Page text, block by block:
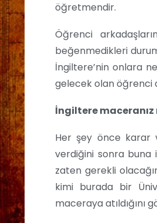
öğretmendir.
Öğrenci
beğenmedikleri
İngiltere’nin onlara
gelecek olan öğrenci
İngiltere maceranız
Her şey önce karar
verdiğini sonra buna
zaten gerekli
kimi burada bir
maceraya atıldığını